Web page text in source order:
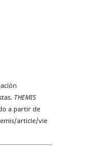
THEMIS
a partir de
article/vie